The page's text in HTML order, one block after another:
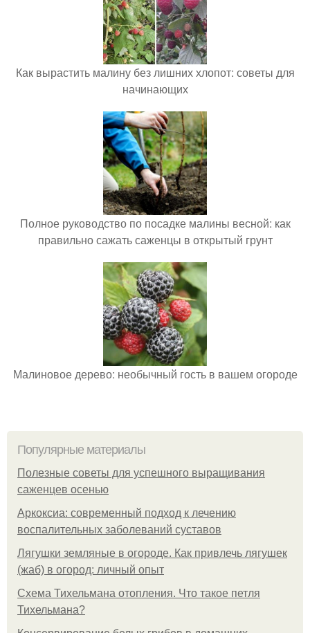
Как вырастить малину без лишних хлопот: советы для
начинающих
Полное руководство по посадке малины весной: как
правильно сажать саженцы в открытый грунт
Малиновое дерево: необычный гость в вашем огороде
Популярные материалы
Полезные советы для успешного выращивания
саженцев осенью
Аркоксиа: современный подход к лечению
воспалительных заболеваний суставов
Лягушки земляные в огороде. Как привлечь лягушек
(жаб) в огород: личный опыт
Схема Тихельмана отопления. Что такое петля
Тихельмана?